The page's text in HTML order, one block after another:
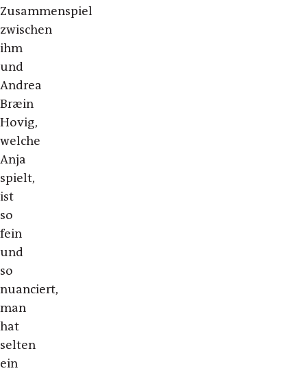
Zusammenspiel
zwischen
ihm
und
Andrea
Bræin
Hovig,
welche
Anja
spielt,
ist
so
fein
und
so
nuanciert,
man
hat
selten
ein